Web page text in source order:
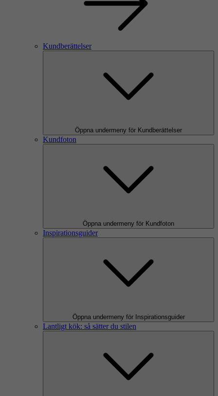
Kundberättelser
Öppna undermeny för Kundberättelser
Kundfoton
Öppna undermeny för Kundfoton
Inspirationsguider
Öppna undermeny för Inspirationsguider
Lantligt kök: så sätter du stilen